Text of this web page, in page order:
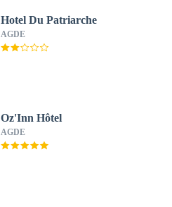
Hotel Du Patriarche
AGDE
Oz'Inn Hôtel
AGDE